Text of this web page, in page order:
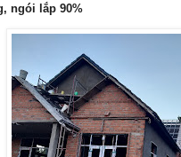
ngói lắp 90%